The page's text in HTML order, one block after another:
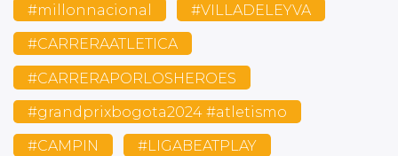
#millonnacional #VILLADELEYVA
#CARRERAATLETICA
#CARRERAPORLOSHEROES
#grandprixbogota2024 #atletismo
#CAMPIN #LIGABEATPLAY